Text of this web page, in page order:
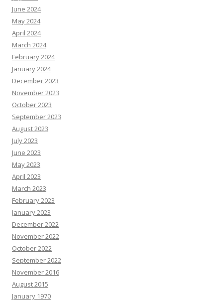
June 2024
May 2024
April 2024
March 2024
February 2024
January 2024
December 2023
November 2023
October 2023
September 2023
August 2023
July 2023
June 2023
May 2023
April 2023
March 2023
February 2023
January 2023
December 2022
November 2022
October 2022
September 2022
November 2016
August 2015
January 1970